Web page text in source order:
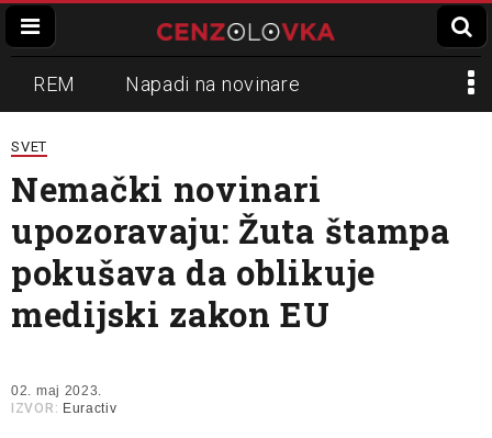
REM Napadi na novinare
Zvučni top
Propaganda Lokalni mediji
Informer Slavko Ćuruvija
SVET
Nemački novinari
upozoravaju: Žuta štampa
pokušava da oblikuje
medijski zakon EU
02. maj 2023.
IZVOR: Euractiv